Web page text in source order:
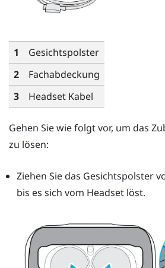
1
Gesichtspolster
2
Fachabdeckung
3
Headset Kabel
Gehen Sie wie folgt vor, um das
zu lösen:
Ziehen Sie das Gesichtspolster
bis es sich vom Headset löst.